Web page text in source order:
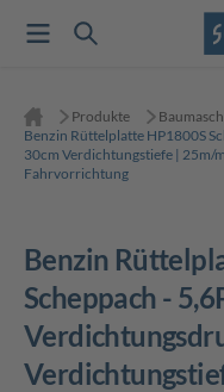
Produkte
Benzin Rüttelplatte HP1800S
30cm Verdichtungstiefe | 25m/
Fahrvorrichtung
Benzin Rüttelplatte HP1800S
Scheppach -